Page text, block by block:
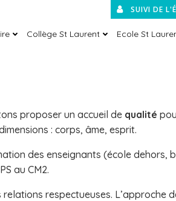
SUIVI DE
Collège St Laurent Ecole St
proposer un accueil de qualité
: corps, âme, esprit.
des enseignants (école dehors,
au CM2.
respectueuses. L’approche